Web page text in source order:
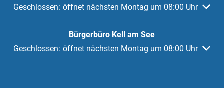
Klicken, um weitere Öffnungs- oder Schließzeiten
Geschlossen: öffnet nächsten Montag um 08:00 Uhr
Bürgerbüro Kell am See
Klicken, um weitere Öffnungs- oder Schließzeiten
Geschlossen: öffnet nächsten Montag um 08:00 Uhr